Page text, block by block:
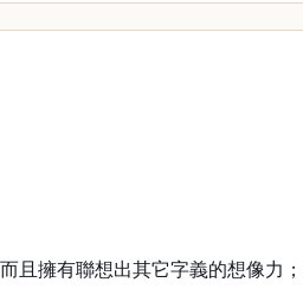
擁有聯想出其它字義的想像力